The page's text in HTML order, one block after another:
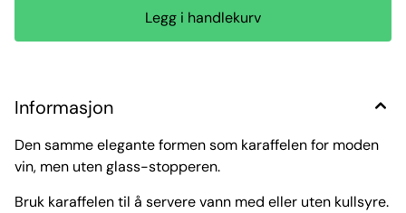
Informasjon
Den samme elegante formen som karaffelen for moden
vin, men uten glass-stopperen.
Bruk karaffelen til å servere vann med eller uten kullsyre.